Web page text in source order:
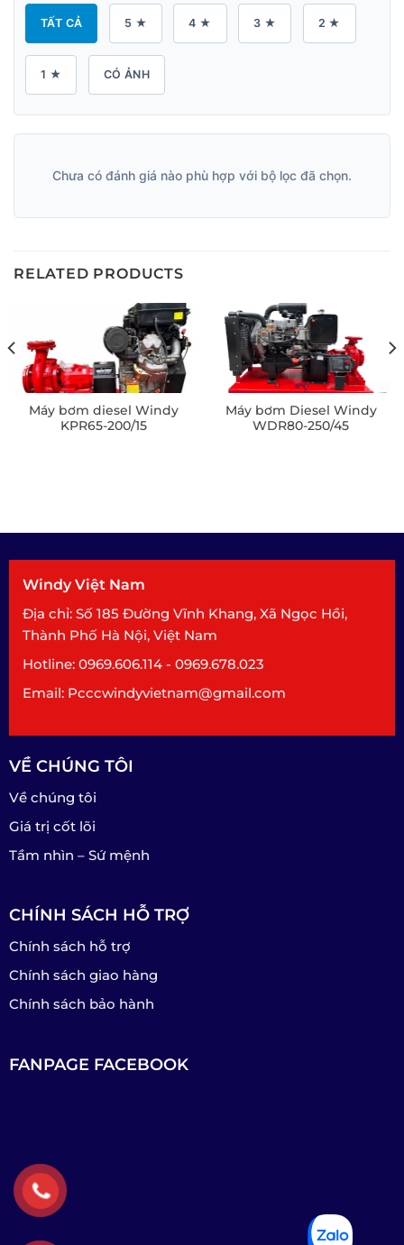
TẤT CẢ 5 ★ 4 ★ 3 ★ 2 ★
1 ★ CÓ ẢNH
Chưa có đánh giá nào phù hợp với bộ lọc đã chọn.
RELATED PRODUCTS
Máy bơm diesel Windy
KPR65-200/15
Máy bơm Diesel Windy
WDR80-250/45
Windy Việt Nam
Địa chỉ: Số 185 Đường Vĩnh Khang, Xã Ngọc Hồi,
Thành Phố Hà Nội, Việt Nam
Hotline: 0969.606.114 - 0969.678.023
Email: Pcccwindyvietnam@gmail.com
VỀ CHÚNG TÔI
Về chúng tôi
Giá trị cốt lõi
Tầm nhìn – Sứ mệnh
CHÍNH SÁCH HỖ TRỢ
Chính sách hỗ trợ
Chính sách giao hàng
Chính sách bảo hành
FANPAGE FACEBOOK